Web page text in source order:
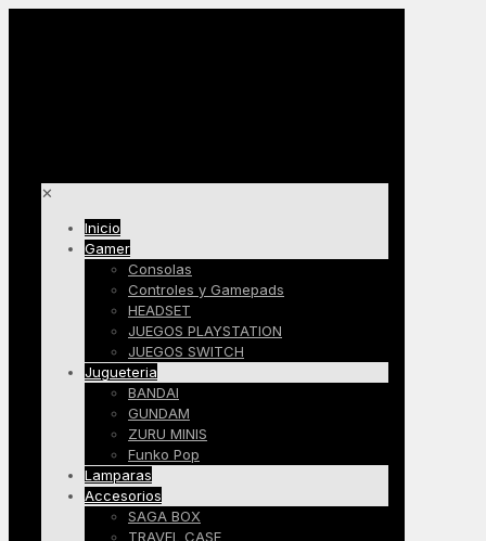
✕
Inicio
Gamer
Consolas
Controles y Gamepads
HEADSET
JUEGOS PLAYSTATION
JUEGOS SWITCH
Jugueteria
BANDAI
GUNDAM
ZURU MINIS
Funko Pop
Lamparas
Accesorios
SAGA BOX
TRAVEL CASE